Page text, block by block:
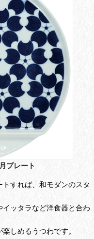
プレート
すれば、和モダンのスタ
ッタラなど洋食器と合わ
しめるうつわです。